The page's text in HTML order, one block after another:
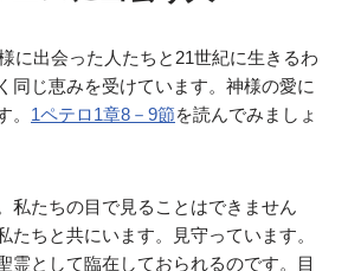
に出会った人たちと21世紀に生きるわ
同じ恵みを受けています。神様の愛に
。 1ペテロ1章8－9節を読んでみましょ
私たちの目で見ることはできません
たちと共にいます。見守っています。
霊として臨在しておられるのです。目